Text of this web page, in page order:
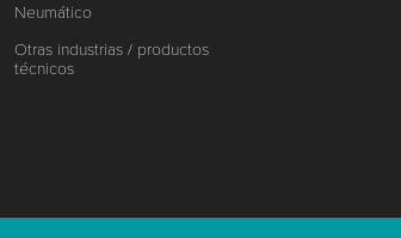
Neumático
Otras industrias / productos
técnicos